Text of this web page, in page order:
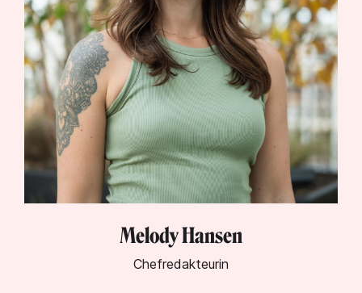
Lynn Warken
Geschäftsführerin